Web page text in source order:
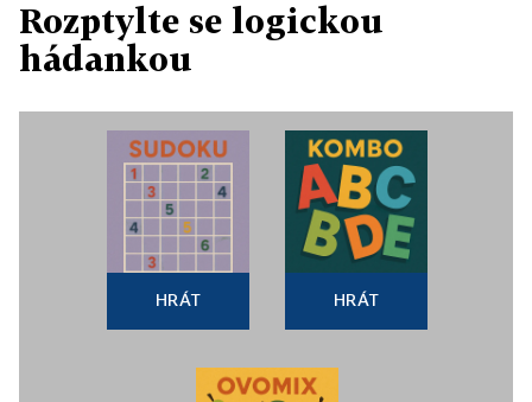
Rozptylte se logickou
hádankou
HRÁT HRÁT